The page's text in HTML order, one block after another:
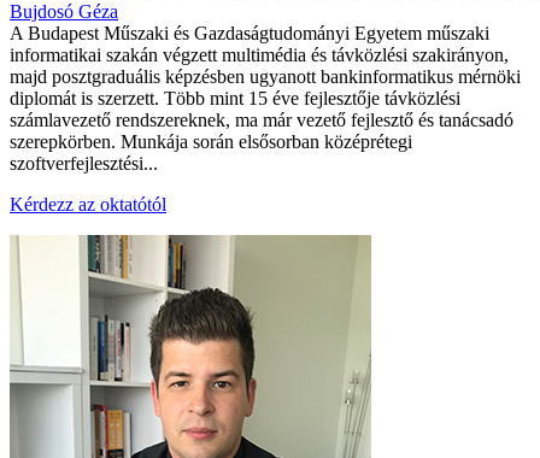
Bujdosó Géza
A Budapest Műszaki és Gazdaságtudományi Egyetem műszaki
informatikai szakán végzett multimédia és távközlési szakirányon,
majd posztgraduális képzésben ugyanott bankinformatikus mérnöki
diplomát is szerzett. Több mint 15 éve fejlesztője távközlési
számlavezető rendszereknek, ma már vezető fejlesztő és tanácsadó
szerepkörben. Munkája során elsősorban középrétegi
szoftverfejlesztési...
Kérdezz az oktatótól